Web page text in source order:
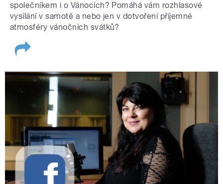
společníkem i o Vánocích? Pomáhá vám rozhlasové
vysílání v samotě a nebo jen v dotvoření příjemné
atmosféry vánočních svátků?